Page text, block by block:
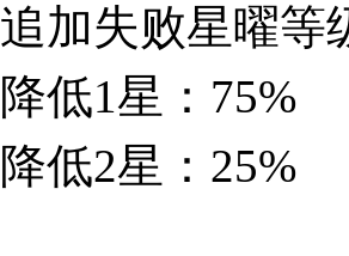
追加失败星曜等
降低1星：75%
降低2星：25%